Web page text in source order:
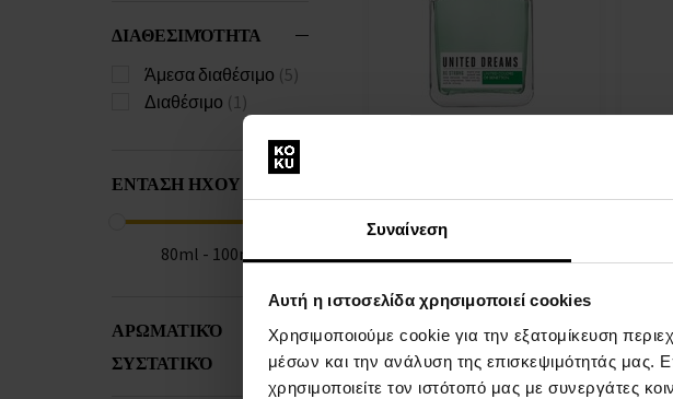
Συναίνεση
Αυτή η ιστοσελίδα χρησιμοποιεί cookies
Χρησιμοποιούμε cookie για την εξατομίκευση
μέσων και την ανάλυση της επισκεψιμότητάς
χρησιμοποιείτε τον ιστότοπό μας με συνεργάτες
ΔΙΑΘΕΣΙΜΌΤΗΤΑ
Άμεσα διαθέσιμο (5)
Διαθέσιμο (1)
ΕΝΤΑΣΗ ΗΧΟΥ
80ml - 100ml
ΑΡΩΜΑΤΙΚΌ
ΣΥΣΤΑΤΙΚΌ
Tester - Άνδρες
Άμεσα
διαθέσιμο
14,00 €
Η
στις